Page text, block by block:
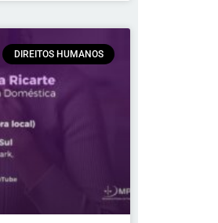
DIREITOS HUMANOS